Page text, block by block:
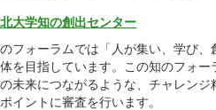
大学知の創出センター
フォーラムでは「人が集い、学び
を目指しています。この知のフォ
未来につながるような、チャレンジ
イントに審査を行います。